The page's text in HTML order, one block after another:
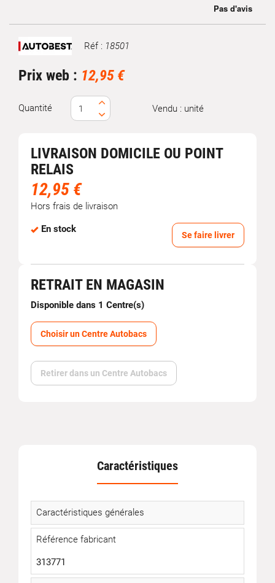
Marque Réf : 18501
Prix web : 12,95 €
Quantité Vendu : unité
LIVRAISON DOMICILE OU POINT
RELAIS
12,95 €
Hors frais de livraison
En stock
Se faire livrer
RETRAIT EN MAGASIN
Disponible dans 1 Centre(s)
Choisir un Centre Autobacs
Retirer dans un Centre Autobacs
Caractéristiques
Caractéristiques générales
Référence fabricant
313771